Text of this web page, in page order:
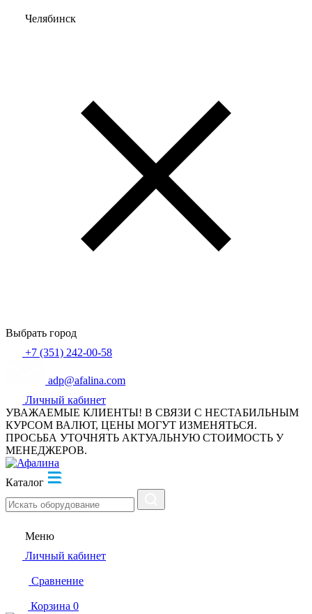
Челябинск
Выбрать город
+7 (351) 242-00-58
adp@afalina.com
Личный кабинет
УВАЖАЕМЫЕ КЛИЕНТЫ! В СВЯЗИ С НЕСТАБИЛЬНЫМ
КУРСОМ ВАЛЮТ, ЦЕНЫ МОГУТ ИЗМЕНЯТЬСЯ.
ПРОСЬБА УТОЧНЯТЬ АКТУАЛЬНУЮ СТОИМОСТЬ У
МЕНЕДЖЕРОВ.
Каталог
Меню
Личный кабинет
Сравнение
Корзина 0